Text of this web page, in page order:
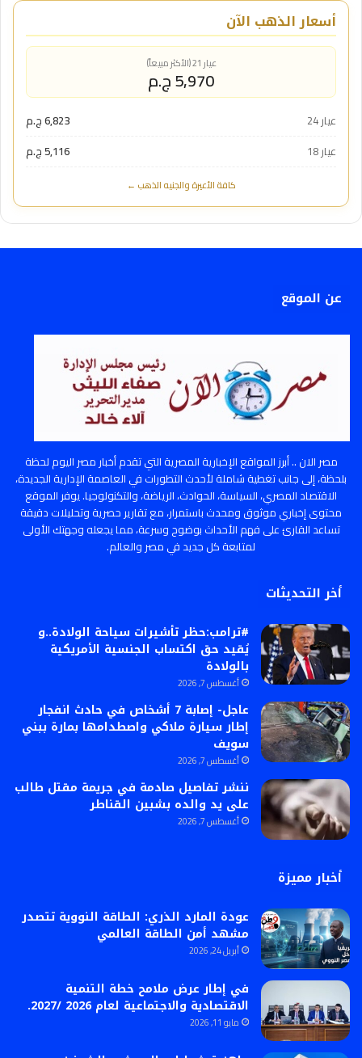
أسعار الذهب الآن
عيار 21 (الأكثر مبيعاً)
5,970 ج.م
عيار 24
6,823 ج.م
عيار 18
5,116 ج.م
كافة الأعيرة والجنيه الذهب ←
عن الموقع
مصر الان .. أبرز المواقع الإخبارية المصرية التي تقدم أخبار مصر اليوم لحظة
بلحظة، إلى جانب تغطية شاملة لأحدث التطورات في العاصمة الإدارية الجديدة،
الاقتصاد المصري، السياسة، الحوادث، الرياضة، والتكنولوجيا. يوفر الموقع
محتوى إخباري موثوق ومحدث باستمرار، مع تقارير حصرية وتحليلات دقيقة
تساعد القارئ على فهم الأحداث بوضوح وسرعة، مما يجعله وجهتك الأولى
لمتابعة كل جديد في مصر والعالم.
أخر التحديثات
#ترامب:حظر تأشيرات سياحة الولادة..و
يُقيد حق اكتساب الجنسية الأمريكية
بالولادة
أغسطس 7, 2026
عاجل- إصابة 7 أشخاص في حادث انفجار
إطار سيارة ملاكي واصطدامها بمارة ببني
سويف
أغسطس 7, 2026
ننشر تفاصيل صادمة في جريمة مقتل طالب
على يد والده بشبين القناطر
أغسطس 7, 2026
أخبار مميزة
عودة المارد الذري: الطاقة النووية تتصدر
مشهد أمن الطاقة العالمي
أبريل 24, 2026
في إطار عرض ملامح خطة التنمية
الاقتصادية والاجتماعية لعام 2026 /2027.
مايو 11, 2026